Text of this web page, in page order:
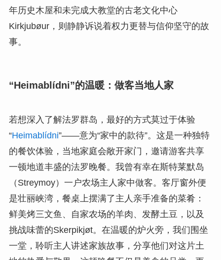
年历史木屋和未完成大教堂的古老文化中心
Kirkjubøur，则静静诉说着权力更替与信仰坚守的故
事。
“Heimablídni”的温暖：做客当地人家
若想深入了解法罗群岛，最好的方式莫过于体验
“Heimablídni”——意为“家中的款待”。这是一种独特
的餐饮体验，当地家庭会敞开家门，邀请游客共享
一顿地道丰盛的法罗晚餐。我曾有幸在斯特莱默岛
（Streymoy）一户农场主人家中做客。客厅窗外便
是壮丽峡湾，餐桌上摆满了主人亲手准备的菜肴：
鲜美烤三文鱼、自家农场的羊肉、发酵土豆，以及
挑战味蕾的Skerpikjøt。在温暖的炉火旁，我们围坐
一堂，聆听主人讲述家族故事，分享他们对这片土